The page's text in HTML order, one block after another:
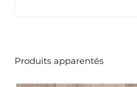
Produits apparentés